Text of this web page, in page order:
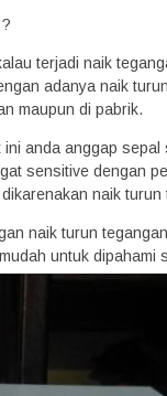
?
terjadi naik
adanya naik
maupun di pabrik.
anda anggap
sensitive dengan
naik
naik turun
untuk dipahami
CS